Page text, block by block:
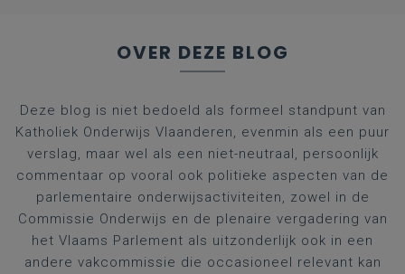
OVER DEZE BLOG
Deze blog is niet bedoeld als formeel standpunt van
Katholiek Onderwijs Vlaanderen, evenmin als een puur
verslag, maar wel als een niet-neutraal, persoonlijk
commentaar op vooral ook politieke aspecten van de
parlementaire onderwijsactiviteiten, zowel in de
Commissie Onderwijs en de plenaire vergadering van
het Vlaams Parlement als uitzonderlijk ook in een
andere vakcommissie die occasioneel relevant kan